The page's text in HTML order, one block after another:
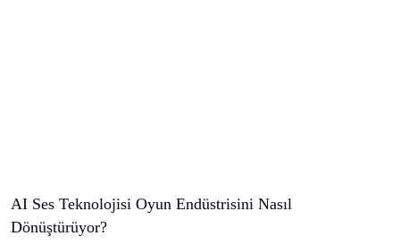
AI Ses Teknolojisi Oyun Endüstrisini Nasıl
Dönüştürüyor?